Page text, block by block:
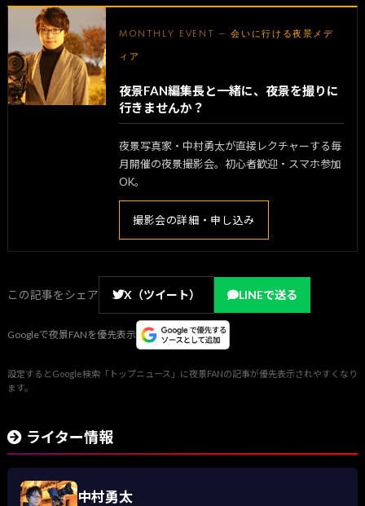
MONTHLY EVENT — 会いに行ける夜景メデ
ィア
夜景FAN編集長と一緒に、夜景を撮りに
行きませんか？
夜景写真家・中村勇太が直接レクチャーする毎
月開催の夜景撮影会。初心者歓迎・スマホ参加
OK。
撮影会の詳細・申し込み
この記事をシェア X（ツイート） LINEで送る
Googleで夜景FANを優先表示
設定するとGoogle検索「トップニュース」に夜景FANの記事が優先表示されやすくなり
ます。
ライター情報
中村勇太